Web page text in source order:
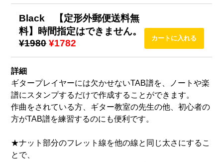
Black 【定形外郵便送料無
料】時間指定はできません。
¥1980 ¥1782
詳細
ギタープレイヤーには欠かせないTAB譜を、ノートや楽
譜にスタンプするだけで作成することができます。
作曲をされている方、ギター教室の先生の他、初心者の
方がTAB譜を練習するのにも便利です。
★ナット部分のフレット線を他の線と同じ太さにするこ
とで、